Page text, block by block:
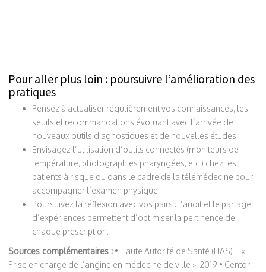
Pour aller plus loin : poursuivre l’amélioration des
pratiques
Pensez à actualiser régulièrement vos connaissances, les
seuils et recommandations évoluant avec l’arrivée de
nouveaux outils diagnostiques et de nouvelles études.
Envisagez l’utilisation d’outils connectés (moniteurs de
température, photographies pharyngées, etc.) chez les
patients à risque ou dans le cadre de la télémédecine pour
accompagner l’examen physique.
Poursuivez la réflexion avec vos pairs : l’audit et le partage
d’expériences permettent d’optimiser la pertinence de
chaque prescription.
Sources complémentaires : • Haute Autorité de Santé (HAS) – «
Prise en charge de l’angine en médecine de ville », 2019 • Centor